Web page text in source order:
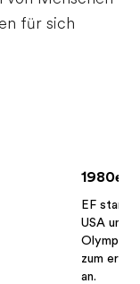
für sich
1980er
EF startet
USA und
zum
an.